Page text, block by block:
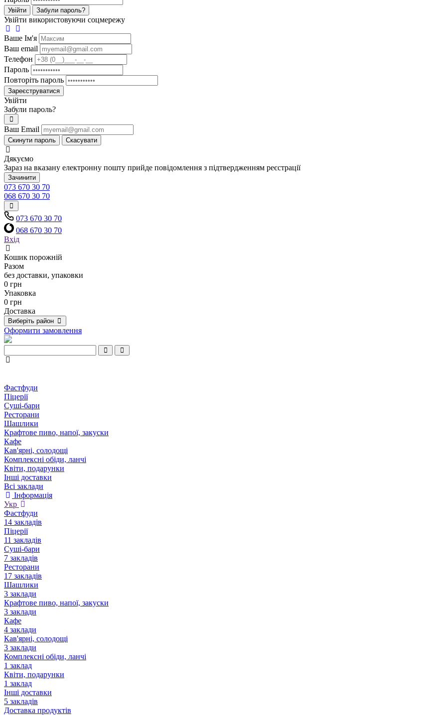
Увійти Забули пароль?
Увійти використовуючи соцмережу
Ваше Iм'я
Ваш email
Телефон
Пароль
Повторіть пароль
Зареєструватися
Увійти
Забули пароль?
Ваш Email
Скинути пароль Скасувати
Дякуємо
Зараз на вказану електронну пошту прийде повідомлення з підтвердженням реєстрації
Зачинити
073 670 30 70
068 670 30 70
073 670 30 70
068 670 30 70
Вхід
Кошик порожній
Разом
без доставки, упаковки
0 грн
Упаковка
0 грн
Доставка
Виберіть район
Оформити замовлення
Фастфуди
Піцерії
Суші-бари
Ресторани
Шашлики
Крафтове пиво, напої, закуски
Кафе
Кав'ярні, солодощі
Комплексні обіди, ланчі
Квіти, подарунки
Інші доставки
Всі заклади
Інформація
Укр
Фастфуди
14 закладів
Піцерії
11 закладів
Суші-бари
7 закладів
Ресторани
17 закладів
Шашлики
3 заклади
Крафтове пиво, напої, закуски
3 заклади
Кафе
4 заклади
Кав'ярні, солодощі
3 заклади
Комплексні обіди, ланчі
1 заклад
Квіти, подарунки
1 заклад
Інші доставки
5 закладів
Доставка продуктів